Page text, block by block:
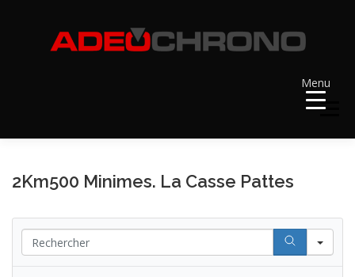
Menu
Menu
RÉCOMPENSES DOSSARDS
2Km500 Minimes. La Casse Pattes